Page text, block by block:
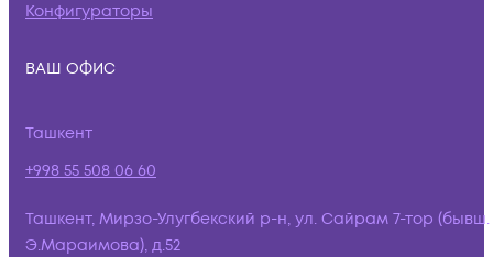
Конфигураторы
ВАШ ОФИС
Ташкент
+998 55 508 06 60
Ташкент, Мирзо-Улугбекский р-н, ул. Сайрам 7-тор (бывш.
Э.Мараимова), д.52